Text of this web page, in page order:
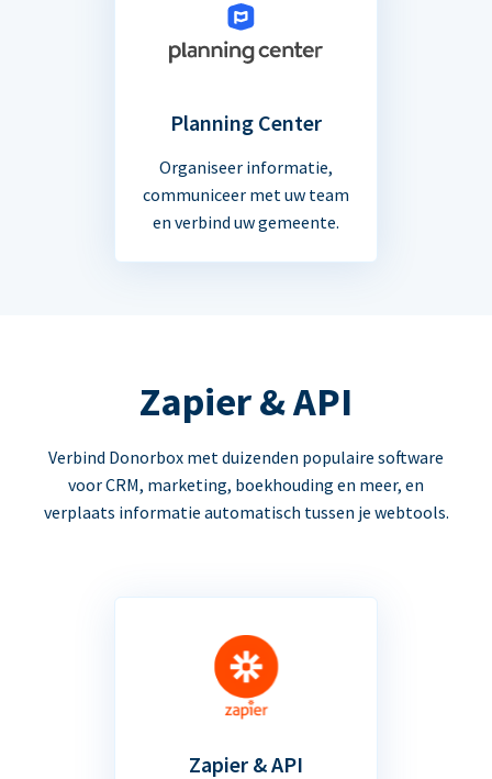
Planning Center
Organiseer informatie,
communiceer met uw team
en verbind uw gemeente.
Zapier & API
Verbind Donorbox met duizenden populaire software
voor CRM, marketing, boekhouding en meer, en
verplaats informatie automatisch tussen je webtools.
Zapier & API